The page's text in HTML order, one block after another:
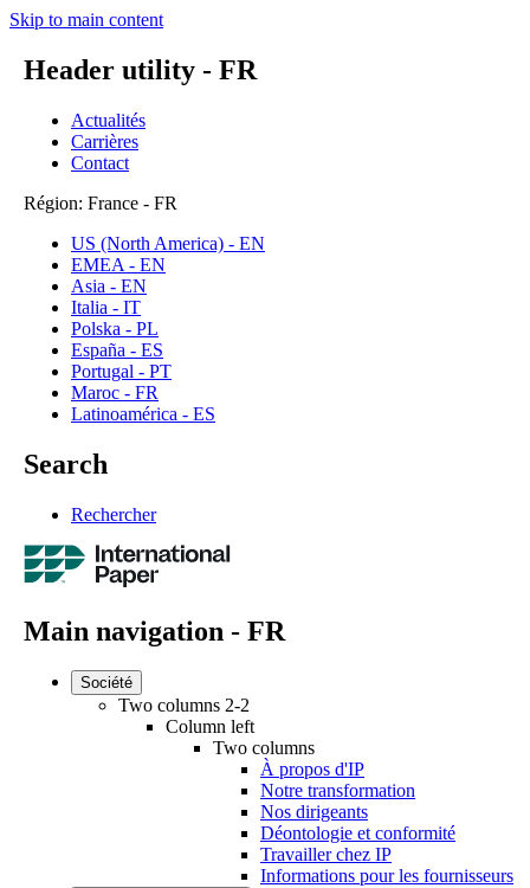
Skip to main content
Header utility - FR
Actualités
Carrières
Contact
Région: France - FR
US (North America) - EN
EMEA - EN
Asia - EN
Italia - IT
Polska - PL
España - ES
Portugal - PT
Maroc - FR
Latinoamérica - ES
Search
Rechercher
Main navigation - FR
Société
Two columns 2-2
Column left
Two columns
À propos d'IP
Notre transformation
Nos dirigeants
Déontologie et conformité
Travailler chez IP
Informations pour les fournisseurs